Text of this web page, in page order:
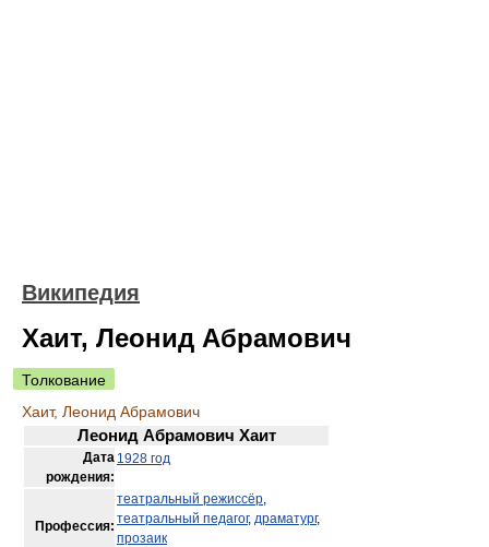
Википедия
Хаит, Леонид Абрамович
Толкование
Хаит, Леонид Абрамович
Леонид Абрамович Хаит
Дата
рождения:
1928 год
Профессия:
театральный режиссёр,
театральный педагог, драматург,
прозаик